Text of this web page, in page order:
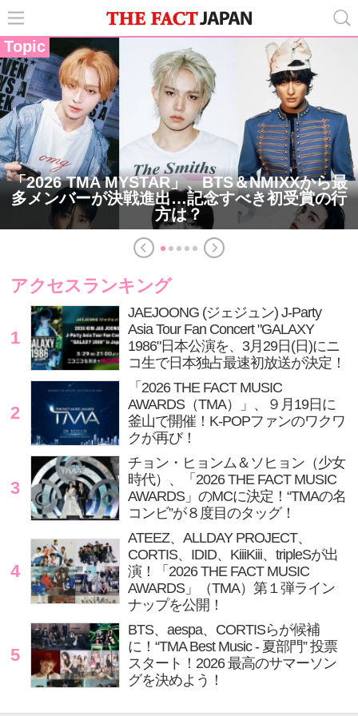
Topic
「2026 TMA MYSTAR」、BTS＆NMIXXから最
多メンバーが決戦進出…記念すべき初受賞の行
方は？
アクセスランキング
1
JAEJOONG (ジェジュン) J-Party
Asia Tour Fan Concert "GALAXY
1986"日本公演を、3月29日(日)にニ
コ生で日本独占最速初放送が決定！
2
「2026 THE FACT MUSIC
AWARDS（TMA）」、９月19日に
釜山で開催！K-POPファンのワクワ
クが再び！
3
チョン・ヒョンム＆ソヒョン（少女
時代）、「2026 THE FACT MUSIC
AWARDS」のMCに決定！“TMAの名
コンビ”が８度目のタッグ！
4
ATEEZ、ALLDAY PROJECT、
CORTIS、IDID、KiiiKiii、tripleSが出
演！「2026 THE FACT MUSIC
AWARDS」（TMA）第１弾ライン
ナップを公開！
5
BTS、aespa、CORTISらが候補
に！“TMA Best Music - 夏部門” 投票
スタート！2026 最高のサマーソン
グを決めよう！